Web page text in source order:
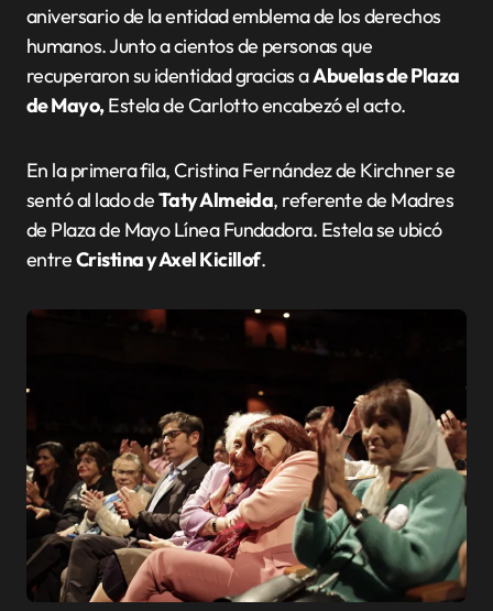
aniversario de la entidad emblema de los derechos
humanos. Junto a cientos de personas que
recuperaron su identidad gracias aAbuelas de Plaza
de Mayo,Estela de Carlotto encabezó el acto.
En la primera fila, Cristina Fernández de Kirchner se
sentó al lado deTaty Almeida, referente de Madres
de Plaza de Mayo Línea Fundadora. Estela se ubicó
entreCristina y Axel Kicillof.